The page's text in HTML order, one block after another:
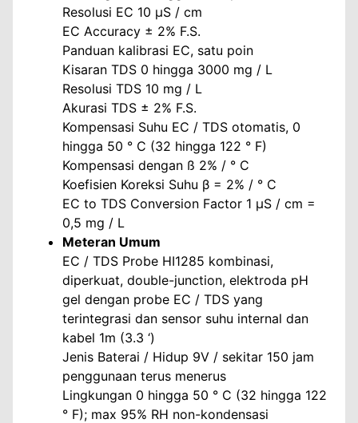
Resolusi EC 10 µS / cm
EC Accuracy ± 2% F.S.
Panduan kalibrasi EC, satu poin
Kisaran TDS 0 hingga 3000 mg / L
Resolusi TDS 10 mg / L
Akurasi TDS ± 2% F.S.
Kompensasi Suhu EC / TDS otomatis, 0
hingga 50 ° C (32 hingga 122 ° F)
Kompensasi dengan ß 2% / ° C
Koefisien Koreksi Suhu β = 2% / ° C
EC to TDS Conversion Factor 1 µS / cm =
0,5 mg / L
Meteran Umum
EC / TDS Probe HI1285 kombinasi,
diperkuat, double-junction, elektroda pH
gel dengan probe EC / TDS yang
terintegrasi dan sensor suhu internal dan
kabel 1m (3.3 ‘)
Jenis Baterai / Hidup 9V / sekitar 150 jam
penggunaan terus menerus
Lingkungan 0 hingga 50 ° C (32 hingga 122
° F); max 95% RH non-kondensasi